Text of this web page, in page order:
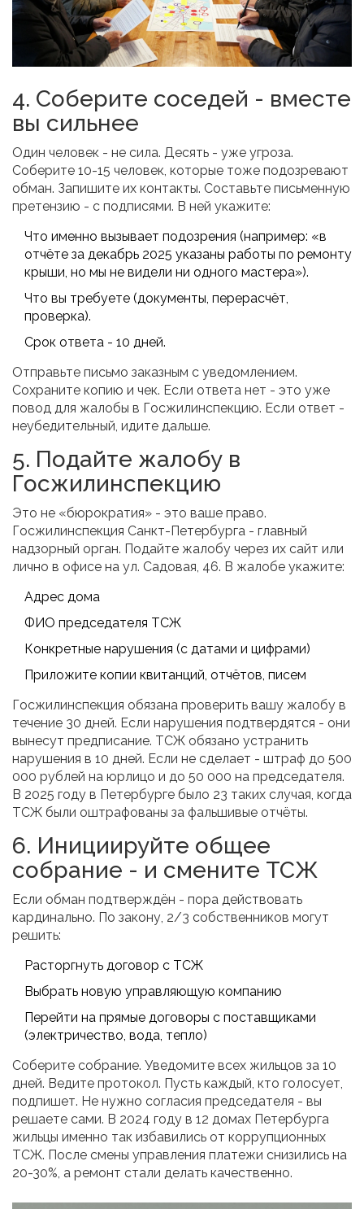
4. Соберите соседей - вместе
вы сильнее
Один человек - не сила. Десять - уже угроза.
Соберите 10-15 человек, которые тоже подозревают
обман. Запишите их контакты. Составьте письменную
претензию - с подписями. В ней укажите:
Что именно вызывает подозрения (например: «в
отчёте за декабрь 2025 указаны работы по ремонту
крыши, но мы не видели ни одного мастера»).
Что вы требуете (документы, перерасчёт,
проверка).
Срок ответа - 10 дней.
Отправьте письмо заказным с уведомлением.
Сохраните копию и чек. Если ответа нет - это уже
повод для жалобы в Госжилинспекцию. Если ответ -
неубедительный, идите дальше.
5. Подайте жалобу в
Госжилинспекцию
Это не «бюрократия» - это ваше право.
Госжилинспекция Санкт-Петербурга - главный
надзорный орган. Подайте жалобу через их сайт или
лично в офисе на ул. Садовая, 46. В жалобе укажите:
Адрес дома
ФИО председателя ТСЖ
Конкретные нарушения (с датами и цифрами)
Приложите копии квитанций, отчётов, писем
Госжилинспекция обязана проверить вашу жалобу в
течение 30 дней. Если нарушения подтвердятся - они
вынесут предписание. ТСЖ обязано устранить
нарушения в 10 дней. Если не сделает - штраф до 500
000 рублей на юрлицо и до 50 000 на председателя.
В 2025 году в Петербурге было 23 таких случая, когда
ТСЖ были оштрафованы за фальшивые отчёты.
6. Инициируйте общее
собрание - и смените ТСЖ
Если обман подтверждён - пора действовать
кардинально. По закону, 2/3 собственников могут
решить:
Расторгнуть договор с ТСЖ
Выбрать новую управляющую компанию
Перейти на прямые договоры с поставщиками
(электричество, вода, тепло)
Соберите собрание. Уведомите всех жильцов за 10
дней. Ведите протокол. Пусть каждый, кто голосует,
подпишет. Не нужно согласия председателя - вы
решаете сами. В 2024 году в 12 домах Петербурга
жильцы именно так избавились от коррупционных
ТСЖ. После смены управления платежи снизились на
20-30%, а ремонт стали делать качественно.